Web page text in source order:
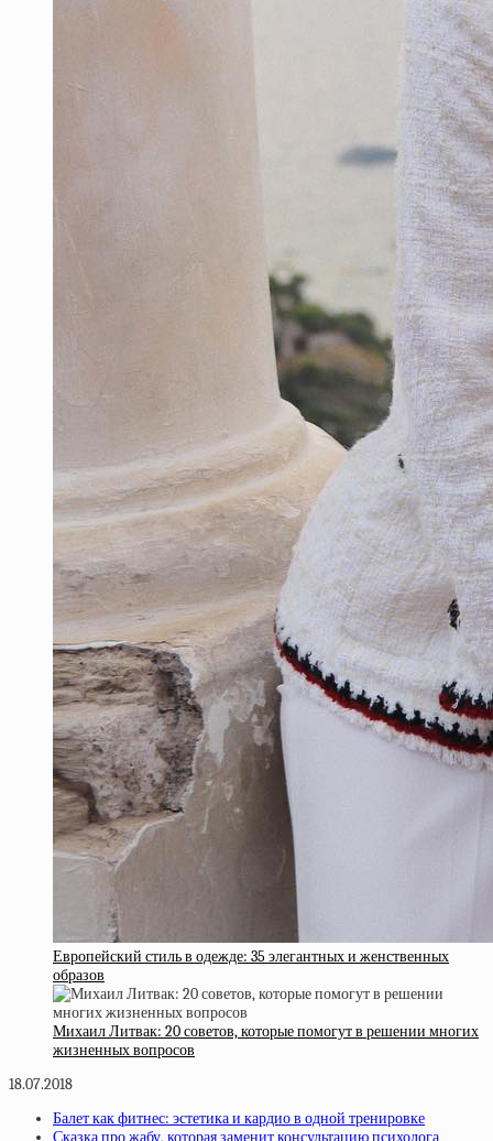
Европейский стиль в одежде: 35 элегантных и женственных
образов
Михаил Литвак: 20 советов, которые помогут в решении многих
жизненных вопросов
18.07.2018
Балет как фитнес: эстетика и кардио в одной тренировке